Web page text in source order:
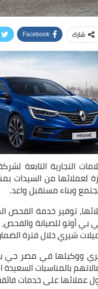
شارك Facebook
التجارية التابعة
من السيدات
وبناء مستقبل واعد.
ووكيلها في مصر جي
بالمناسبات
على خدمات